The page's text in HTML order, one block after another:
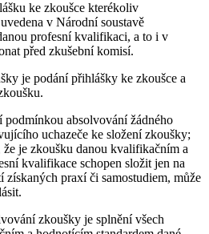
ke zkoušce kterékoliv
v Národní soustavě
profesní kvalifikaci, a to i v
před zkušební komisí.
je podání přihlášky ke zkoušce a
absolvování žádného
uchazeče ke složení zkoušky;
je zkoušku danou kvalifikačním a
kvalifikace schopen složit jen na
získaných praxí či samostudiem, může
zkoušky je splnění všech